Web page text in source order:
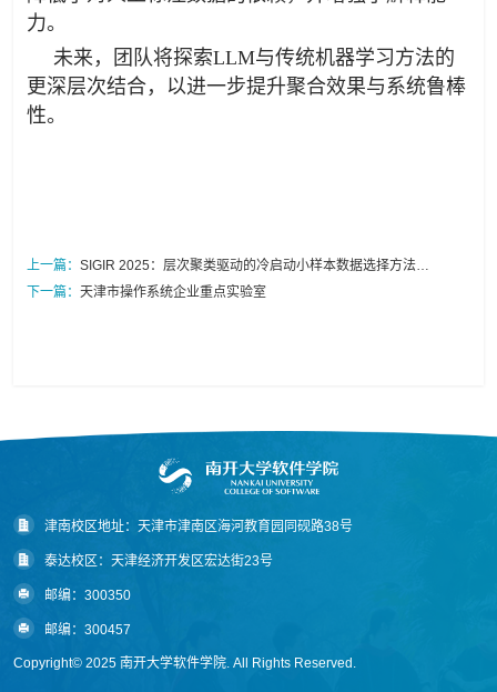
力。
未来，团队将探索LLM与传统机器学习方法的
更深层次结合，以进一步提升聚合效果与系统鲁棒
性。
上一篇： SIGIR 2025：层次聚类驱动的冷启动小样本数据选择方法
（HCDS）
下一篇： 天津市操作系统企业重点实验室
津南校区地址：天津市津南区海河教育园同砚路38号
泰达校区：天津经济开发区宏达街23号
邮编：300350
邮编：300457
Copyright© 2025 南开大学软件学院. All Rights Reserved.